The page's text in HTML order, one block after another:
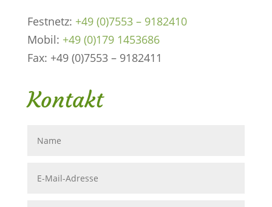
Festnetz: +49 (0)7553 – 9182410
Mobil: +49 (0)179 1453686
Fax: +49 (0)7553 – 9182411
Kontakt